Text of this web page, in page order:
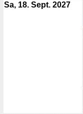
Sa, 18. Sept. 2027